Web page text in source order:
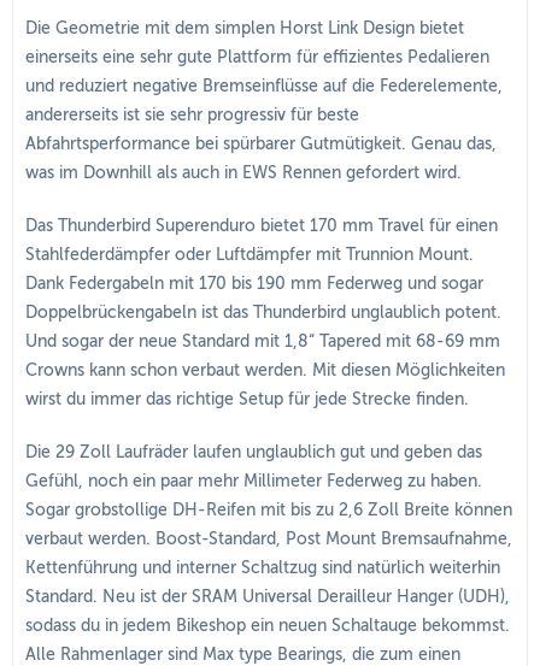
Die Geometrie mit dem simplen Horst Link Design bietet
einerseits eine sehr gute Plattform für effizientes Pedalieren
und reduziert negative Bremseinflüsse auf die Federelemente,
andererseits ist sie sehr progressiv für beste
Abfahrtsperformance bei spürbarer Gutmütigkeit. Genau das,
was im Downhill als auch in EWS Rennen gefordert wird.
Das Thunderbird Superenduro bietet 170 mm Travel für einen
Stahlfederdämpfer oder Luftdämpfer mit Trunnion Mount.
Dank Federgabeln mit 170 bis 190 mm Federweg und sogar
Doppelbrückengabeln ist das Thunderbird unglaublich potent.
Und sogar der neue Standard mit 1,8“ Tapered mit 68-69 mm
Crowns kann schon verbaut werden. Mit diesen Möglichkeiten
wirst du immer das richtige Setup für jede Strecke finden.
Die 29 Zoll Laufräder laufen unglaublich gut und geben das
Gefühl, noch ein paar mehr Millimeter Federweg zu haben.
Sogar grobstollige DH-Reifen mit bis zu 2,6 Zoll Breite können
verbaut werden. Boost-Standard, Post Mount Bremsaufnahme,
Kettenführung und interner Schaltzug sind natürlich weiterhin
Standard. Neu ist der SRAM Universal Derailleur Hanger (UDH),
sodass du in jedem Bikeshop ein neuen Schaltauge bekommst.
Alle Rahmenlager sind Max type Bearings, die zum einen